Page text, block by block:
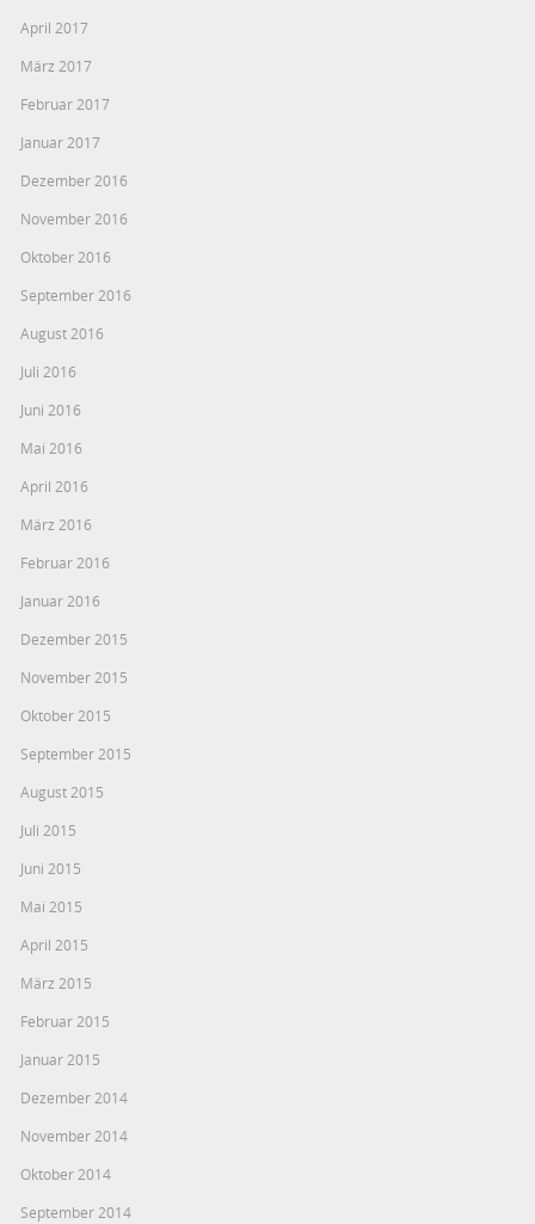
April 2017
März 2017
Februar 2017
Januar 2017
Dezember 2016
November 2016
Oktober 2016
September 2016
August 2016
Juli 2016
Juni 2016
Mai 2016
April 2016
März 2016
Februar 2016
Januar 2016
Dezember 2015
November 2015
Oktober 2015
September 2015
August 2015
Juli 2015
Juni 2015
Mai 2015
April 2015
März 2015
Februar 2015
Januar 2015
Dezember 2014
November 2014
Oktober 2014
September 2014